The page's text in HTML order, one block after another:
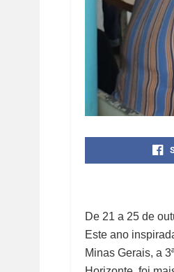
De 21 a 25 de
Este ano
Minas Gerais, a